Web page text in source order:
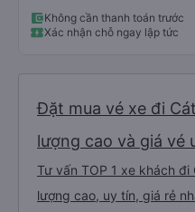
Không cần thanh toán trước
Xác nhận chỗ ngay lập tức
Đặt mua vé xe đi
lượng cao và giá vé
Tư vấn TOP 1 xe khách
lượng cao, uy tín, giá rẻ